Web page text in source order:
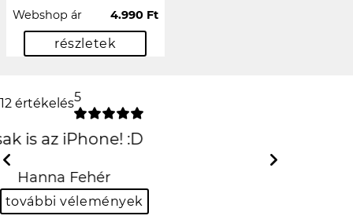
Webshop ár 4.990 Ft
részletek
12 értékelés5
csúcs lett
Viktor Kovács
Previous
további vélemények